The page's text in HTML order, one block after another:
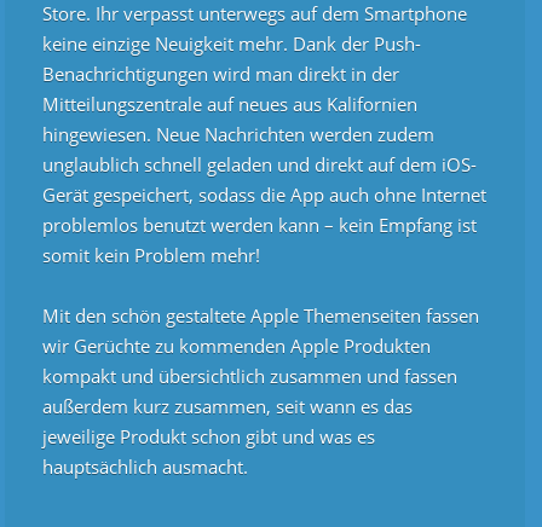
Store. Ihr verpasst unterwegs auf dem Smartphone
keine einzige Neuigkeit mehr. Dank der Push-
Benachrichtigungen wird man direkt in der
Mitteilungszentrale auf neues aus Kalifornien
hingewiesen. Neue Nachrichten werden zudem
unglaublich schnell geladen und direkt auf dem iOS-
Gerät gespeichert, sodass die App auch ohne Internet
problemlos benutzt werden kann – kein Empfang ist
somit kein Problem mehr!
Mit den schön gestaltete Apple Themenseiten fassen
wir Gerüchte zu kommenden Apple Produkten
kompakt und übersichtlich zusammen und fassen
außerdem kurz zusammen, seit wann es das
jeweilige Produkt schon gibt und was es
hauptsächlich ausmacht.